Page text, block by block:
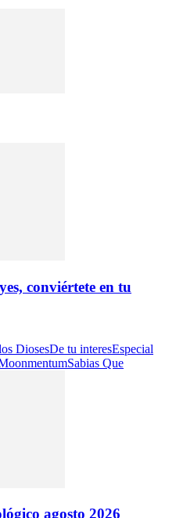
conviértete en tu
DiosesDe tu interesEspecial
Sabias Que
agosto 2026